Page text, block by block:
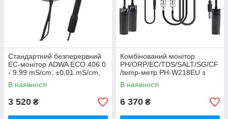
Стандартний безперервний
EC-монітор ADWA ECO 406 0
- 9.99 mS/cm; ±0,01 mS/cm,
Угорщина
В наявності
3 520 ₴
Комбінований монітор
PH/ORP/EC/TDS/SALT/SG/CF
/temp-метр PH-W218EU з
WIFI. YIERYI
В наявності
6 370 ₴